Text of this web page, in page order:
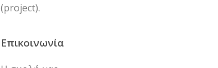
(project).
Επικοινωνία